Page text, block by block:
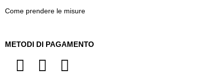
Come prendere le misure
METODI DI PAGAMENTO